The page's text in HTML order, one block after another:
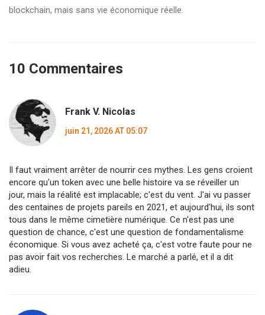
blockchain, mais sans vie économique réelle.
10 Commentaires
Frank V. Nicolas
juin 21, 2026 AT 05:07
Il faut vraiment arrêter de nourrir ces mythes. Les gens croient
encore qu'un token avec une belle histoire va se réveiller un
jour, mais la réalité est implacable; c'est du vent. J'ai vu passer
des centaines de projets pareils en 2021, et aujourd'hui, ils sont
tous dans le même cimetière numérique. Ce n'est pas une
question de chance, c'est une question de fondamentalisme
économique. Si vous avez acheté ça, c'est votre faute pour ne
pas avoir fait vos recherches. Le marché a parlé, et il a dit
adieu.